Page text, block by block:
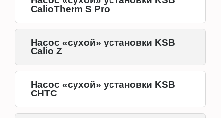
CalioTherm S Pro
Насос «сухой» установки KSB
Calio Z
Насос «сухой» установки KSB
CHTC